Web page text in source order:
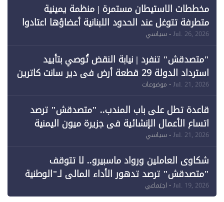
مخططات الاستيطان مستمرة | منظمة يمينية
متطرفة تتوغل عند الحدود اللبنانية أعضاؤها اعتادوا
خرق الحدود
Jul. 26, 2026- سياسي
"متصدقش" تنفرد | نيابة النقض تُوصي بتأييد
استرداد الدولة 29 قطعة أرض في دير سانت كاترين
وقبول طعن الحكومة جزئيًا (1)
Jul. 21, 2026- موضوعات
قاعدة تطل على باب المندب.. "متصدقش" ترصد
اتساع الأعمال الإنشائية في جزيرة ميون اليمنية
Jul. 21, 2026- سياسي
شكاوى العاملين ورواد ماسبيرو.. لا تتوقف
"متصدقش" ترصد تدهور الأداء المالي لـ"الوطنية
للإعلام"
Jul. 19, 2026- اجتماعي